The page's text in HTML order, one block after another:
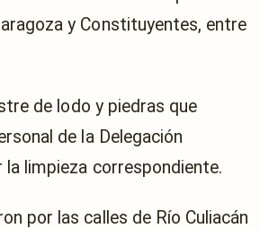
y Constituyentes, entre
de lodo y piedras que
de la Delegación
la limpieza correspondiente.
por las calles de Río Culiacán